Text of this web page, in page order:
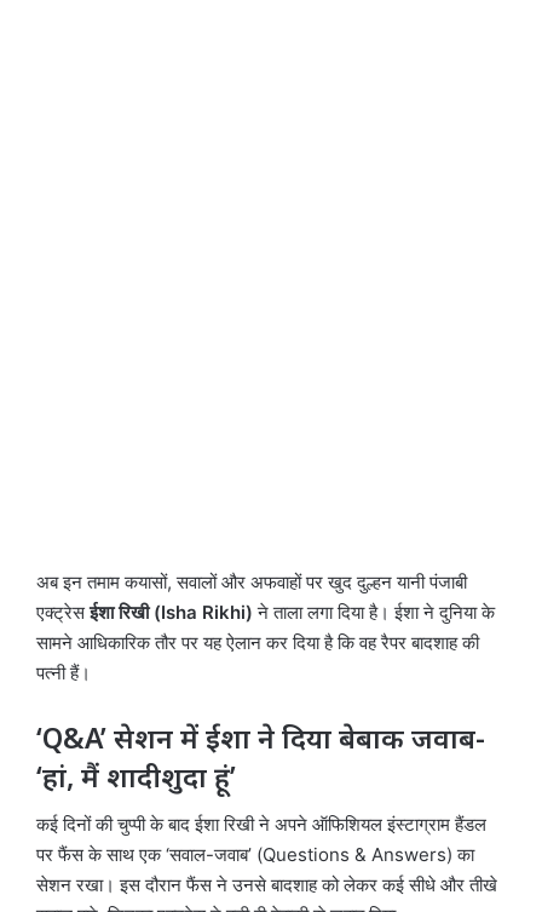
अब इन तमाम कयासों, सवालों और अफवाहों पर खुद दुल्हन यानी पंजाबी
एक्ट्रेसईशा रिखी (Isha Rikhi) ने ताला लगा दिया है। ईशा ने दुनिया के
सामने आधिकारिक तौर पर यह ऐलान कर दिया है कि वह रैपर बादशाह की
पत्नी हैं।
‘Q&A’ सेशन में ईशा ने दिया बेबाक जवाब-
‘हां, मैं शादीशुदा हूं’
कई दिनों की चुप्पी के बाद ईशा रिखी ने अपने ऑफिशियल इंस्टाग्राम हैंडल
पर फैंस के साथ एक ‘सवाल-जवाब’ (Questions & Answers) का
सेशन रखा। इस दौरान फैंस ने उनसे बादशाह को लेकर कई सीधे और तीखे